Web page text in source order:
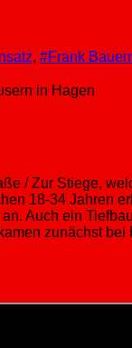
, #Frank
/ Zur Stiege,
18-34 Jahren
Auch ein
zunächst